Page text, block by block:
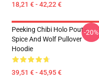
18,21 € - 42,22 €
Peeking Chibi Holo Pout -
Spice And Wolf Pullover
Hoodie
39,51 € - 45,95 €
-20%